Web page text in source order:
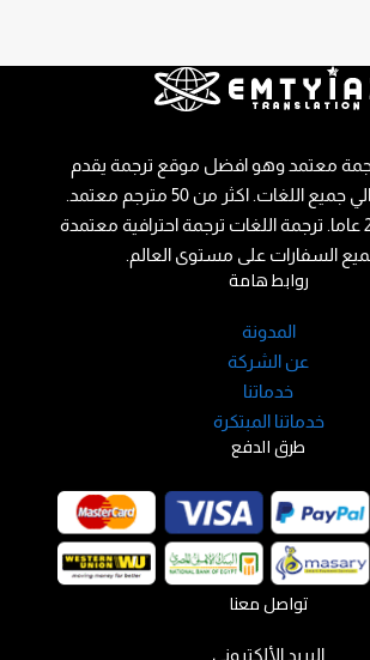
تواصل معنا
البريد الألكتروني
طرق الدفع
روابط هامة
المدونة
عن الشركة
خدماتنا
خدماتنا المبتكرة
معتمد وهو افضل موقع ترجمة يقدم
خدمة الترجمة الي جميع اللغات. اكثر من 50 مترجم معتمد.
خبرة اكثر من 20 عاما. ترجمة اللغات ترجمة احترافية معتمدة
السفارات على مستوى العالم.